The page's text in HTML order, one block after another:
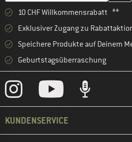
10 CHF Willkommensrabatt **
Exklusiver Zugang zu
Speichere Produkte auf Deinem
Geburtstagsüberraschung
KUNDENSERVICE